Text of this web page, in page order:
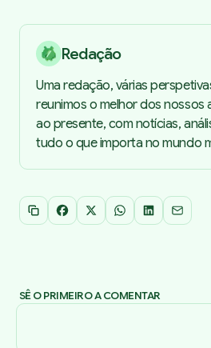
Redação
Uma redação, várias
reunimos o melhor dos nossos
ao presente, com notícias,
tudo o que importa no mundo
Copiar link
Facebook
X WhatsApp
LinkedInEmail
SÊ O PRIMEIRO A COMENTAR